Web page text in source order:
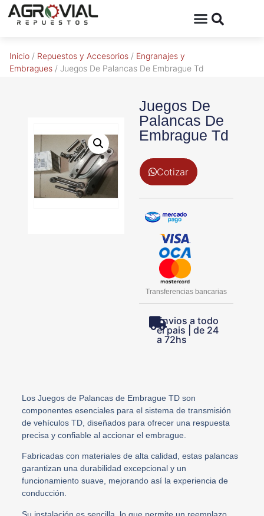
Inicio / Repuestos y Accesorios / Engranajes y
Embragues / Juegos De Palancas De Embrague Td
Juegos De
Palancas De
Embrague Td
Cotizar
Transferencias bancarias
Envios a todo
el pais | de 24
a 72hs
Los Juegos de Palancas de Embrague TD son
componentes esenciales para el sistema de transmisión
de vehículos TD, diseñados para ofrecer una respuesta
precisa y confiable al accionar el embrague.
Fabricadas con materiales de alta calidad, estas palancas
garantizan una durabilidad excepcional y un
funcionamiento suave, mejorando así la experiencia de
conducción.
Su instalación es sencilla, lo que permite un reemplazo